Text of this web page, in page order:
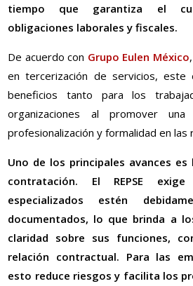
tiempo que garantiza el
obligaciones laborales y fiscales.
De acuerdo con Grupo Eulen México
en tercerización de servicios, este
beneficios tanto para los
organizaciones al promover una
profesionalización y formalidad en las
Uno de los principales avances
contratación. El REPSE
especializados estén
documentados, lo que brinda a
claridad sobre sus funciones,
relación contractual. Para las
esto reduce riesgos y facilita los